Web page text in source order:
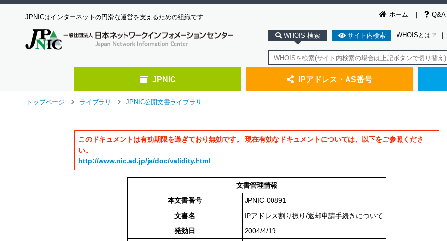
ホーム Q&A
JPNICはインターネットの円滑な運営を支えるための組織です
WHOIS 検索 サイト内検索 WHOISとは？ ｜
JPNIC IPアドレス・AS番号
トップページ
ライブラリ
JPNIC公開文書ライブラリ
このドキュメントは有効期限を過ぎており無効です。 現在有効なドキュメントについては、以下をご参照くださ
い。
http://www.nic.ad.jp/ja/doc/validity.html
文書管理情報
本文書番号
JPNIC-00891
文書名
IPアドレス割り振り/返却申請手続きについて
発効日
2004/4/19